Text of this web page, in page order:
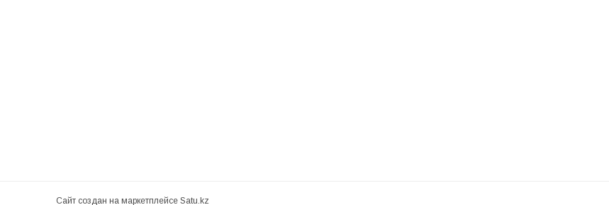
Сайт создан на маркетплейсе Satu.kz